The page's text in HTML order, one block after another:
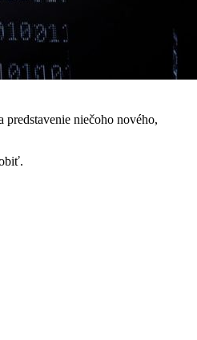
niečoho nového,